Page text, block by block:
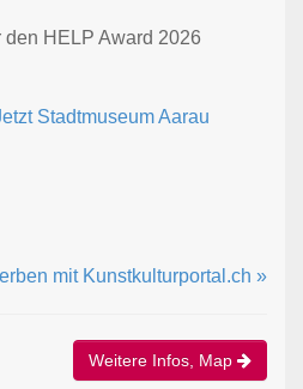
den HELP Award 2026
Stadtmuseum Aarau
mit Kunstkulturportal.ch »
Weitere Infos, Map